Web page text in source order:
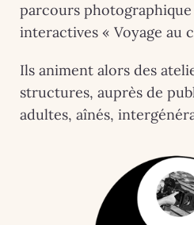
parcours
interactives « Voyage au
Ils animent alors des
structures, auprès de
adultes, aînés,